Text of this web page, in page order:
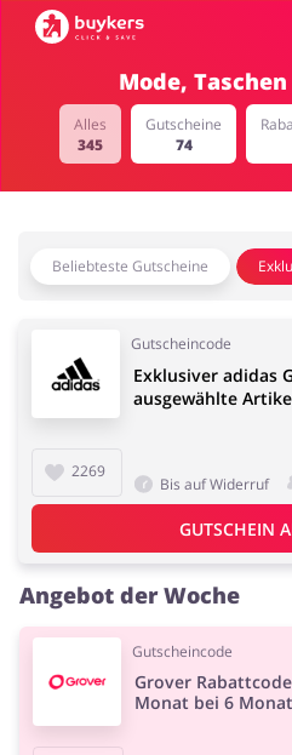
Kategorien
Mode & Accessoires
Essen & Trinken
Sport & Hobby
Mode,
Alles
345
Gutscheine
74
Beliebteste Gutscheine
Gutscheincode
2269
Exklusiver adidas
ausgewählte
Bis auf Widerruf
GUTSCHEIN
Angebot der Woche
Gutscheincode
Grover
Monat bei 6